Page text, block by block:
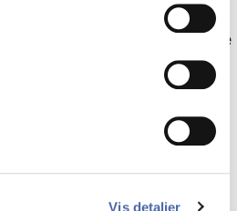
Vis detaljer
har interviewet medarbejdere
organisation betyder
færre driftsopgaver eller
nå også at have tid til
være svært at finde ud af,